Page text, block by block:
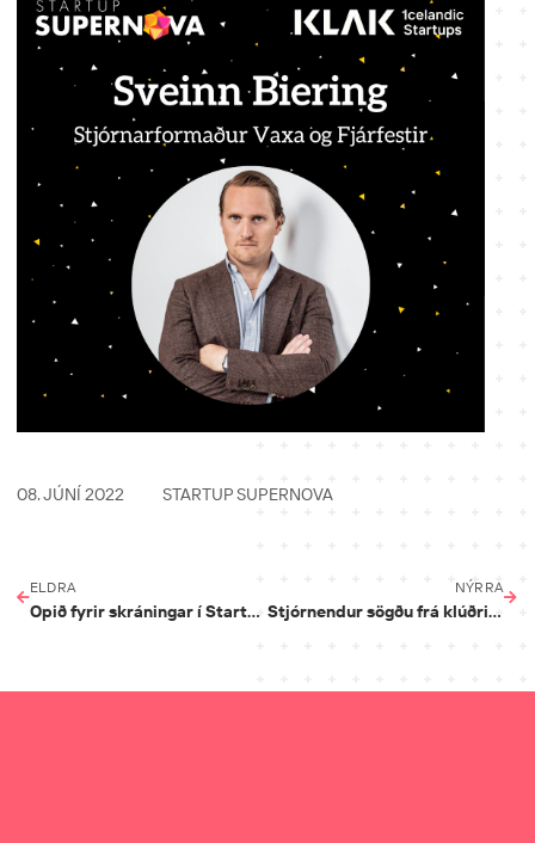
08. JÚNÍ 2022 STARTUP SUPERNOVA
ELDRA
Opið fyrir skráningar í Startup Supernova
NÝRRA
Stjórnendur sögðu frá klúðrinu á Klúðurkvöldi